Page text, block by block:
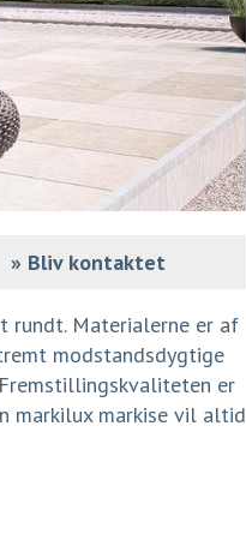
» Bliv kontaktet
rundt. Materialerne er af
modstandsdygtige
er
markilux markise vil altid